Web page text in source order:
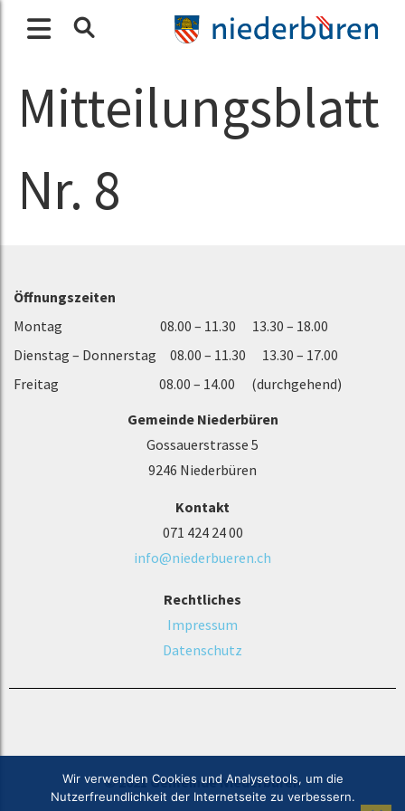
Mitteilungsblatt
Nr. 8
Öffnungszeiten
Montag 08.00 – 11.30 13.30 – 18.00
Dienstag – Donnerstag 08.00 – 11.30 13.30 – 17.00
Freitag 08.00 – 14.00 (durchgehend)
Gemeinde Niederbüren
Gossauerstrasse 5
9246 Niederbüren
Kontakt
071 424 24 00
info@niederbueren.ch
Rechtliches
Impressum
Datenschutz
© 2021 Gemeinde Niederbüren
Wir verwenden Cookies und Analysetools, um die
Nutzerfreundlichkeit der Internetseite zu verbessern.